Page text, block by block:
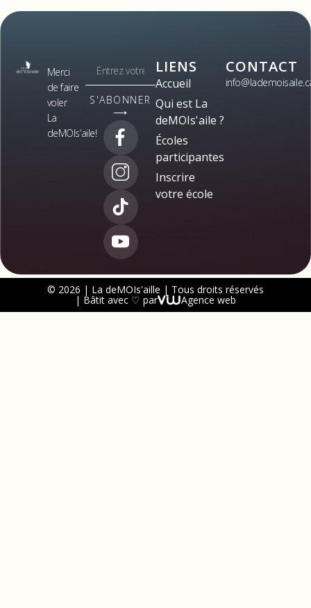
Merci
de faire
voler
La
deMOIs’aile!
S'ABONNER
⟶
LIENS
Accueil
Qui est La
deMOIs'aile ?
Écoles
participantes
Inscrire
votre école
CONTACT
© 2026 | La deMOIs'aille | Tous droits réservés
| Bâtit avec ♡ par Agence web